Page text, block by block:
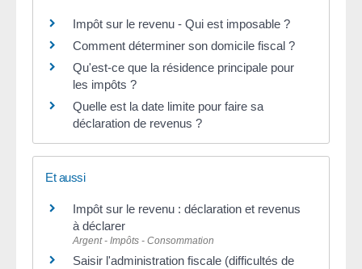
Impôt sur le revenu - Qui est imposable ?
Comment déterminer son domicile fiscal ?
Qu'est-ce que la résidence principale pour
les impôts ?
Quelle est la date limite pour faire sa
déclaration de revenus ?
Et aussi
Impôt sur le revenu : déclaration et revenus
à déclarer
Argent - Impôts - Consommation
Saisir l'administration fiscale (difficultés de